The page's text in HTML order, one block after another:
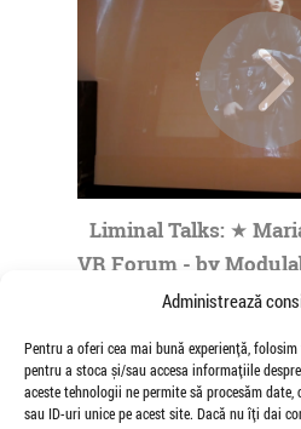
Administrează
Pentru a oferi cea mai bună experiență,
pentru a stoca și/sau accesa informațiile
aceste tehnologii ne permite să procesăm
sau ID-uri unice pe acest site. Dacă nu îți dai
Liminal Talks: ★
VR Forum - by
de Veioza Arte
where she made her
visual communication, art